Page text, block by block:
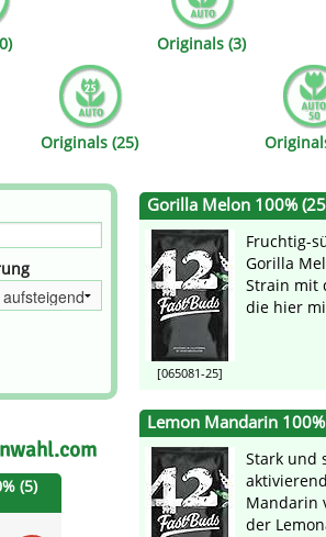
Originals (3)
Originals (25)
(5)
Gorilla Melon 100%
[065081-25]
Fruchtig-
Gorilla
Strain mit
die hier
Lemon Mandarin
Stark und
Mandarin
der